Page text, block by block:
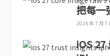
把每一
2026 年 7 月 7
iOS 27